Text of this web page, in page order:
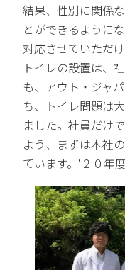
結果、性別に関係
とができるように
対応させていただ
トイレの設置は、
も、アウト・ジャ
ち、トイレ問題は
ました。社員だけ
よう、まずは本社
ています。‘２０年